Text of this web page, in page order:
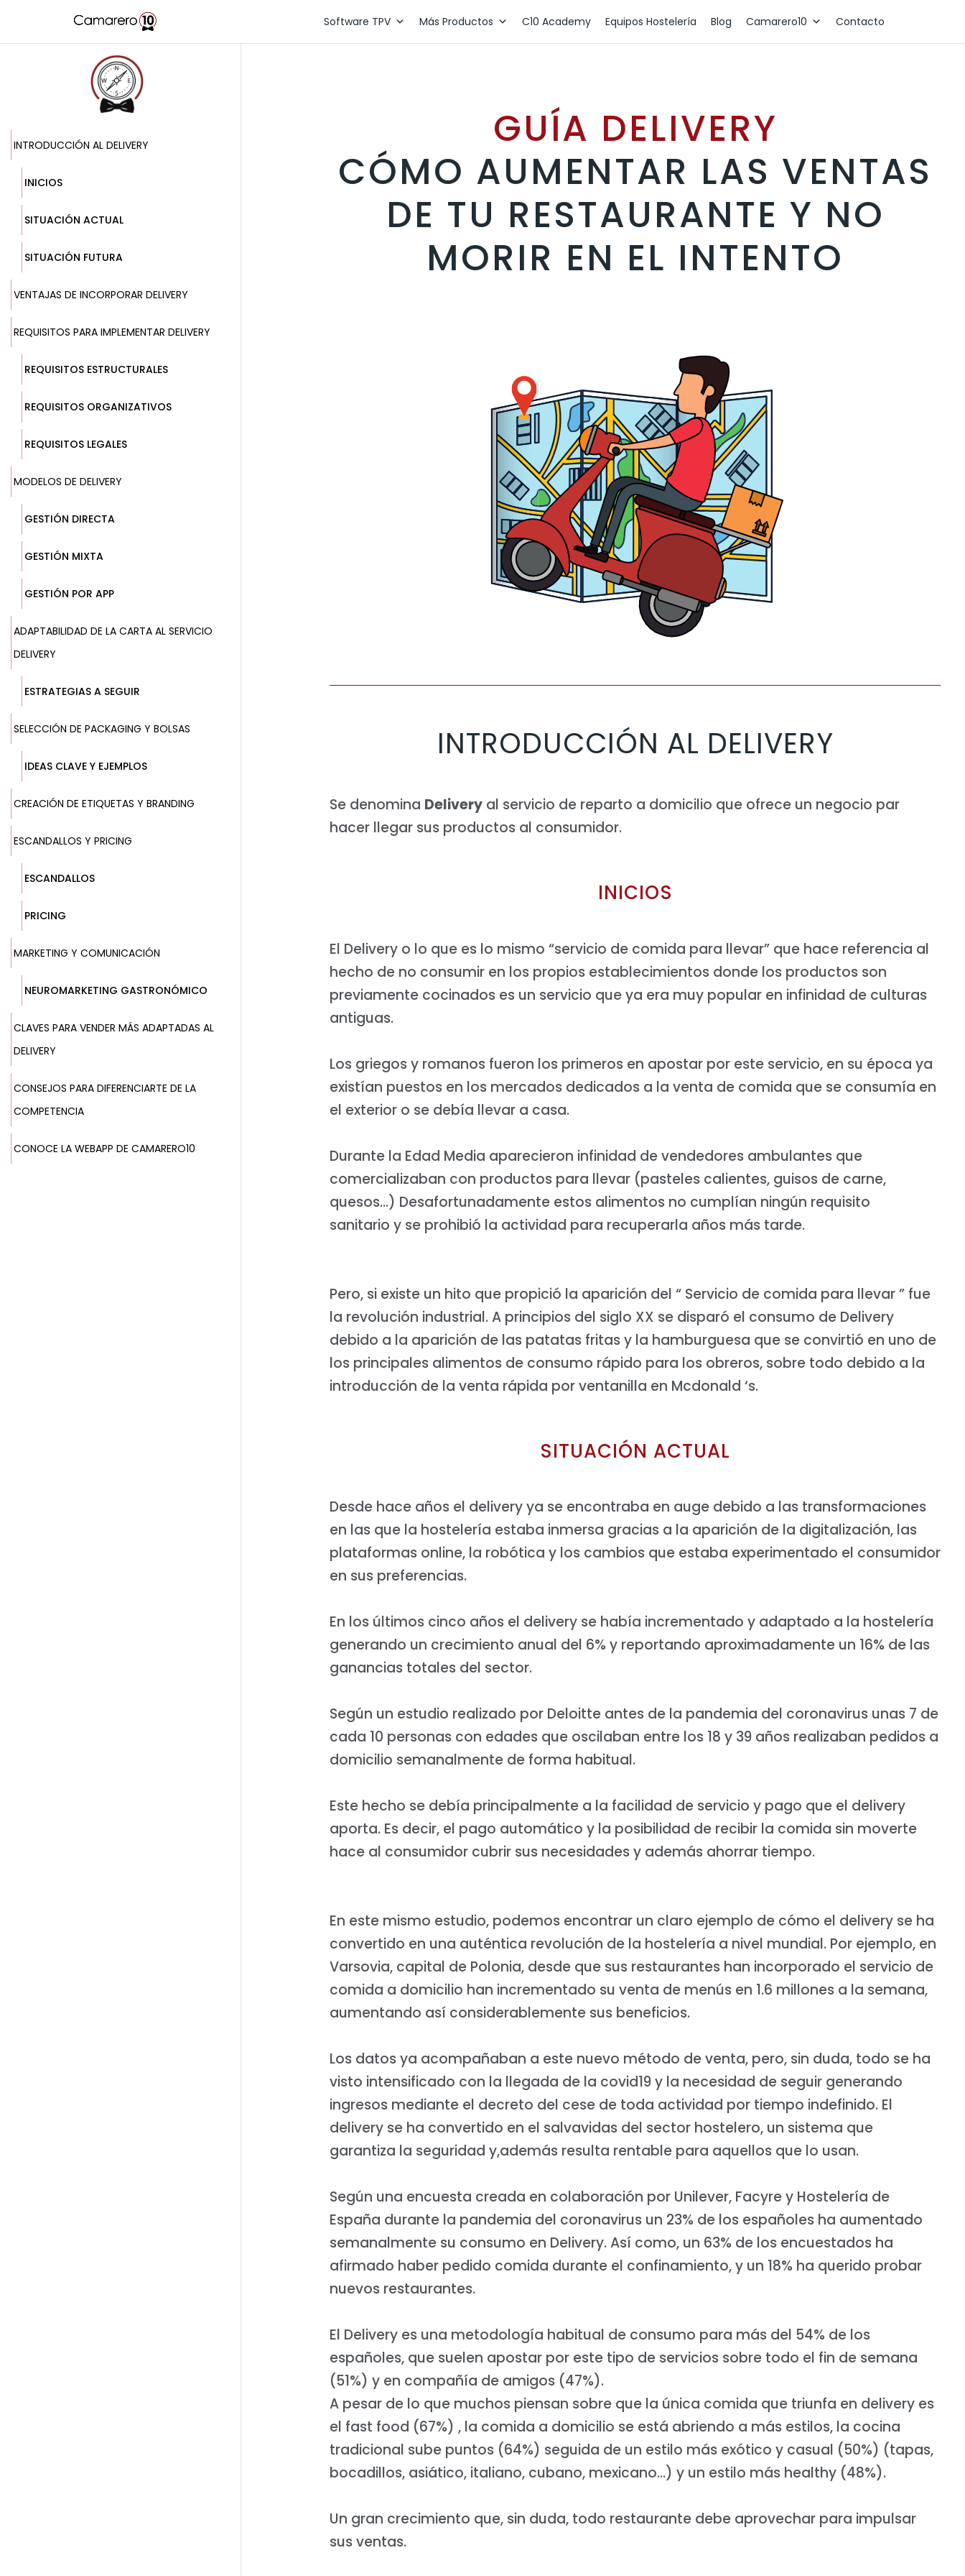
Software TPV Más Productos C10 Academy Equipos Hostelería Blog Camarero10 Contacto
INTRODUCCIÓN AL DELIVERY
INICIOS
SITUACIÓN ACTUAL
SITUACIÓN FUTURA
VENTAJAS DE INCORPORAR DELIVERY
REQUISITOS PARA IMPLEMENTAR DELIVERY
REQUISITOS ESTRUCTURALES
REQUISITOS ORGANIZATIVOS
REQUISITOS LEGALES
MODELOS DE DELIVERY
GESTIÓN DIRECTA
GESTIÓN MIXTA
GESTIÓN POR APP
ADAPTABILIDAD DE LA CARTA AL SERVICIO
DELIVERY
ESTRATEGIAS A SEGUIR
SELECCIÓN DE PACKAGING Y BOLSAS
IDEAS CLAVE Y EJEMPLOS
CREACIÓN DE ETIQUETAS Y BRANDING
ESCANDALLOS Y PRICING
ESCANDALLOS
PRICING
MARKETING Y COMUNICACIÓN
NEUROMARKETING GASTRONÓMICO
CLAVES PARA VENDER MÁS ADAPTADAS AL
DELIVERY
CONSEJOS PARA DIFERENCIARTE DE LA
COMPETENCIA
CONOCE LA WEBAPP DE CAMARERO10
GUÍA DELIVERY
CÓMO AUMENTAR LAS VENTAS
DE TU RESTAURANTE Y NO
MORIR EN EL INTENTO
INTRODUCCIÓN AL DELIVERY
Se denomina Delivery al servicio de reparto a domicilio que ofrece un negocio par
hacer llegar sus productos al consumidor.
INICIOS
El Delivery o lo que es lo mismo “servicio de comida para llevar” que hace referencia al
hecho de no consumir en los propios establecimientos donde los productos son
previamente cocinados es un servicio que ya era muy popular en infinidad de culturas
antiguas.
Los griegos y romanos fueron los primeros en apostar por este servicio, en su época ya
existían puestos en los mercados dedicados a la venta de comida que se consumía en
el exterior o se debía llevar a casa.
Durante la Edad Media aparecieron infinidad de vendedores ambulantes que
comercializaban con productos para llevar (pasteles calientes, guisos de carne,
quesos…) Desafortunadamente estos alimentos no cumplían ningún requisito
sanitario y se prohibió la actividad para recuperarla años más tarde.
Pero, si existe un hito que propició la aparición del “ Servicio de comida para llevar ” fue
la revolución industrial. A principios del siglo XX se disparó el consumo de Delivery
debido a la aparición de las patatas fritas y la hamburguesa que se convirtió en uno de
los principales alimentos de consumo rápido para los obreros, sobre todo debido a la
introducción de la venta rápida por ventanilla en Mcdonald ‘s.
SITUACIÓN ACTUAL
Desde hace años el delivery ya se encontraba en auge debido a las transformaciones
en las que la hostelería estaba inmersa gracias a la aparición de la digitalización, las
plataformas online, la robótica y los cambios que estaba experimentado el consumidor
en sus preferencias.
En los últimos cinco años el delivery se había incrementado y adaptado a la hostelería
generando un crecimiento anual del 6% y reportando aproximadamente un 16% de las
ganancias totales del sector.
Según un estudio realizado por Deloitte antes de la pandemia del coronavirus unas 7 de
cada 10 personas con edades que oscilaban entre los 18 y 39 años realizaban pedidos a
domicilio semanalmente de forma habitual.
Este hecho se debía principalmente a la facilidad de servicio y pago que el delivery
aporta. Es decir, el pago automático y la posibilidad de recibir la comida sin moverte
hace al consumidor cubrir sus necesidades y además ahorrar tiempo.
En este mismo estudio, podemos encontrar un claro ejemplo de cómo el delivery se ha
convertido en una auténtica revolución de la hostelería a nivel mundial. Por ejemplo, en
Varsovia, capital de Polonia, desde que sus restaurantes han incorporado el servicio de
comida a domicilio han incrementado su venta de menús en 1.6 millones a la semana,
aumentando así considerablemente sus beneficios.
Los datos ya acompañaban a este nuevo método de venta, pero, sin duda, todo se ha
visto intensificado con la llegada de la covid19 y la necesidad de seguir generando
ingresos mediante el decreto del cese de toda actividad por tiempo indefinido. El
delivery se ha convertido en el salvavidas del sector hostelero, un sistema que
garantiza la seguridad y,además resulta rentable para aquellos que lo usan.
Según una encuesta creada en colaboración por Unilever, Facyre y Hostelería de
España durante la pandemia del coronavirus un 23% de los españoles ha aumentado
semanalmente su consumo en Delivery. Así como, un 63% de los encuestados ha
afirmado haber pedido comida durante el confinamiento, y un 18% ha querido probar
nuevos restaurantes.
El Delivery es una metodología habitual de consumo para más del 54% de los
españoles, que suelen apostar por este tipo de servicios sobre todo el fin de semana
(51%) y en compañía de amigos (47%).
A pesar de lo que muchos piensan sobre que la única comida que triunfa en delivery es
el fast food (67%) , la comida a domicilio se está abriendo a más estilos, la cocina
tradicional sube puntos (64%) seguida de un estilo más exótico y casual (50%) (tapas,
bocadillos, asiático, italiano, cubano, mexicano…) y un estilo más healthy (48%).
Un gran crecimiento que, sin duda, todo restaurante debe aprovechar para impulsar
sus ventas.